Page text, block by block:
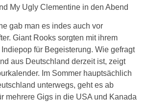
My Ugly Clementine in den Abend
gab man es indes auch vor
Giant Rooks sorgten mit ihrem
für Begeisterung. Wie gefragt
aus Deutschland derzeit ist, zeigt
Im Sommer hauptsächlich
unterwegs, geht es ab
mehrere Gigs in die USA und Kanada